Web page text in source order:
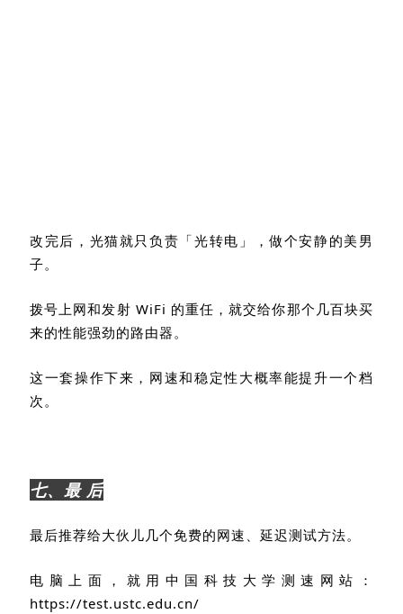
改完后，光猫就只负责「光转电」，做个安静的美男
子。
拨号上网和发射 WiFi 的重任，就交给你那个几百块买
来的性能强劲的路由器。
这一套操作下来，网速和稳定性大概率能提升一个档
次。
七、最 后
最后推荐给大伙儿几个免费的网速、延迟测试方法。
电脑上面，就用中国科技大学测速网站：
https://test.ustc.edu.cn/